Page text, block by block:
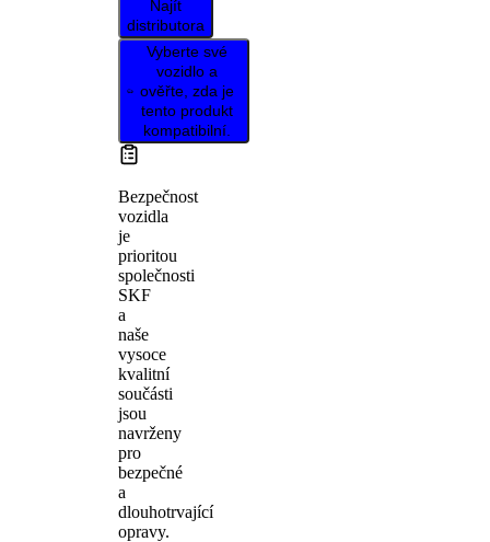
Najít
distributora
Vyberte své
vozidlo a
ověřte, zda je
tento produkt
kompatibilní.
Bezpečnost
vozidla
je
prioritou
společnosti
SKF
a
naše
vysoce
kvalitní
součásti
jsou
navrženy
pro
bezpečné
a
dlouhotrvající
opravy.